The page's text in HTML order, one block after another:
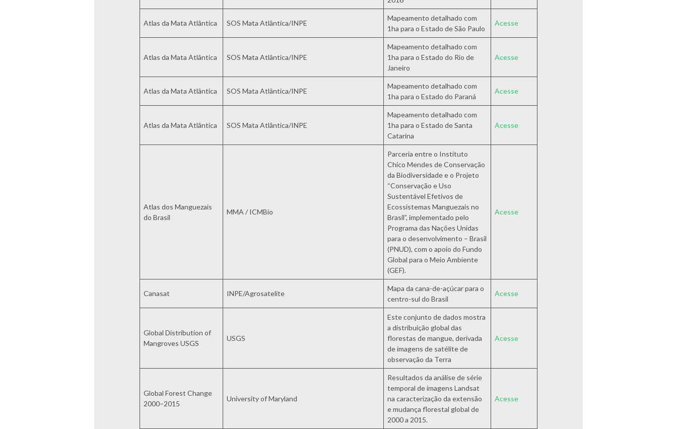
Atlas da Mata Atlântica SOS Mata Atlântica/INPE
Mapeamento detalhado com
1ha para o Estado de São Paulo
Acesse
Atlas da Mata Atlântica SOS Mata Atlântica/INPE
Mapeamento detalhado com
1ha para o Estado do Rio de
Janeiro
Acesse
Atlas da Mata Atlântica SOS Mata Atlântica/INPE
Mapeamento detalhado com
1ha para o Estado do Paraná
Acesse
Atlas da Mata Atlântica SOS Mata Atlântica/INPE
Mapeamento detalhado com
1ha para o Estado de Santa
Catarina
Acesse
Atlas dos Manguezais
do Brasil
MMA / ICMBio
Parceria entre o Instituto
Chico Mendes de Conservação
da Biodiversidade e o Projeto
“Conservação e Uso
Sustentável Efetivos de
Ecossistemas Manguezais no
Brasil”, implementado pelo
Programa das Nações Unidas
para o desenvolvimento – Brasil
(PNUD), com o apoio do Fundo
Global para o Meio Ambiente
(GEF).
Acesse
Canasat INPE/Agrosatelite
Mapa da cana-de-açúcar para o
centro-sul do Brasil
Acesse
Global Distribution of
Mangroves USGS
USGS
Este conjunto de dados mostra
a distribuição global das
florestas de mangue, derivada
de imagens de satélite de
observação da Terra
Acesse
Global Forest Change
2000–2015
University of Maryland
Resultados da análise de série
temporal de imagens Landsat
na caracterização da extensão
e mudança florestal global de
2000 a 2015.
Acesse